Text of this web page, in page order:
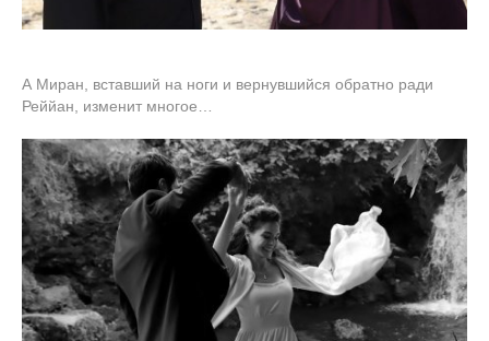
А Миран, вставший на ноги и вернувшийся обратно ради
Реййан, изменит многое…